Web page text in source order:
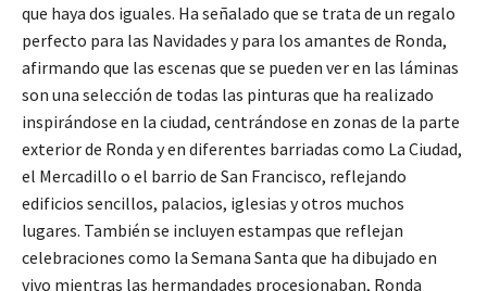
que haya dos iguales. Ha señalado que se trata de un regalo
perfecto para las Navidades y para los amantes de Ronda,
afirmando que las escenas que se pueden ver en las láminas
son una selección de todas las pinturas que ha realizado
inspirándose en la ciudad, centrándose en zonas de la parte
exterior de Ronda y en diferentes barriadas como La Ciudad,
el Mercadillo o el barrio de San Francisco, reflejando
edificios sencillos, palacios, iglesias y otros muchos
lugares. También se incluyen estampas que reflejan
celebraciones como la Semana Santa que ha dibujado en
vivo mientras las hermandades procesionaban, Ronda